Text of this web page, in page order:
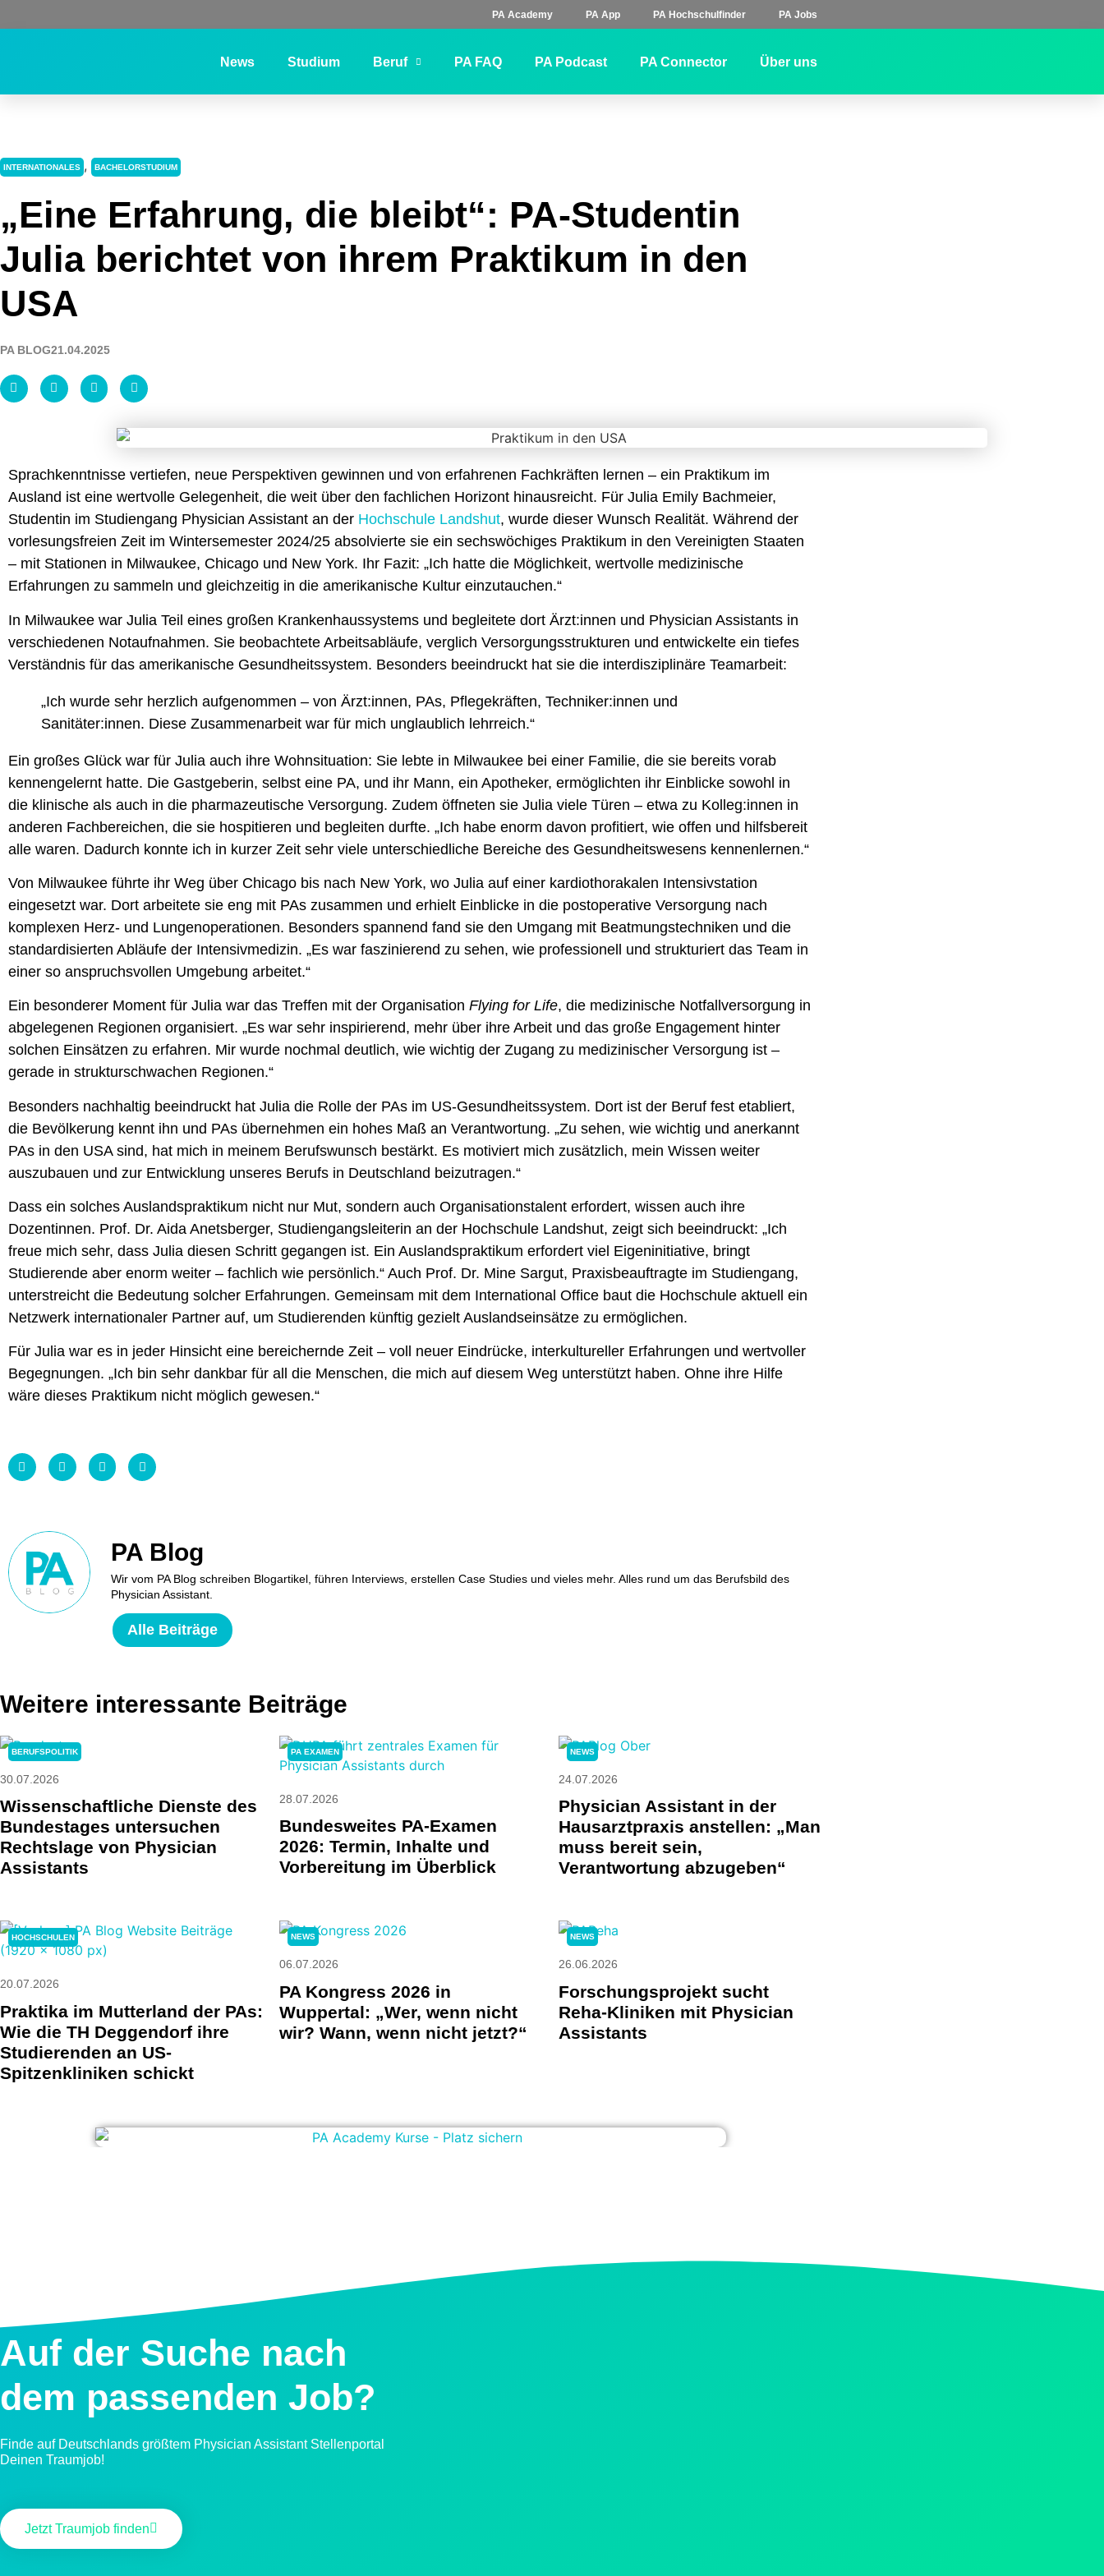
PA Academy PA App PA Hochschulfinder PA Jobs
News Studium Beruf PA FAQ PA Podcast PA Connector Über uns
INTERNATIONALES , BACHELORSTUDIUM
„Eine Erfahrung, die bleibt“: PA-Studentin
Julia berichtet von ihrem Praktikum in den
USA
PA BLOG21.04.2025
Sprachkenntnisse vertiefen, neue Perspektiven gewinnen und von erfahrenen Fachkräften lernen – ein Praktikum im
Ausland ist eine wertvolle Gelegenheit, die weit über den fachlichen Horizont hinausreicht. Für Julia Emily Bachmeier,
Studentin im Studiengang Physician Assistant an der Hochschule Landshut, wurde dieser Wunsch Realität. Während der
vorlesungsfreien Zeit im Wintersemester 2024/25 absolvierte sie ein sechswöchiges Praktikum in den Vereinigten Staaten
– mit Stationen in Milwaukee, Chicago und New York. Ihr Fazit: „Ich hatte die Möglichkeit, wertvolle medizinische
Erfahrungen zu sammeln und gleichzeitig in die amerikanische Kultur einzutauchen.“
In Milwaukee war Julia Teil eines großen Krankenhaussystems und begleitete dort Ärzt:innen und Physician Assistants in
verschiedenen Notaufnahmen. Sie beobachtete Arbeitsabläufe, verglich Versorgungsstrukturen und entwickelte ein tiefes
Verständnis für das amerikanische Gesundheitssystem. Besonders beeindruckt hat sie die interdisziplinäre Teamarbeit:
„Ich wurde sehr herzlich aufgenommen – von Ärzt:innen, PAs, Pflegekräften, Techniker:innen und
Sanitäter:innen. Diese Zusammenarbeit war für mich unglaublich lehrreich.“
Ein großes Glück war für Julia auch ihre Wohnsituation: Sie lebte in Milwaukee bei einer Familie, die sie bereits vorab
kennengelernt hatte. Die Gastgeberin, selbst eine PA, und ihr Mann, ein Apotheker, ermöglichten ihr Einblicke sowohl in
die klinische als auch in die pharmazeutische Versorgung. Zudem öffneten sie Julia viele Türen – etwa zu Kolleg:innen in
anderen Fachbereichen, die sie hospitieren und begleiten durfte. „Ich habe enorm davon profitiert, wie offen und hilfsbereit
alle waren. Dadurch konnte ich in kurzer Zeit sehr viele unterschiedliche Bereiche des Gesundheitswesens kennenlernen.“
Von Milwaukee führte ihr Weg über Chicago bis nach New York, wo Julia auf einer kardiothorakalen Intensivstation
eingesetzt war. Dort arbeitete sie eng mit PAs zusammen und erhielt Einblicke in die postoperative Versorgung nach
komplexen Herz- und Lungenoperationen. Besonders spannend fand sie den Umgang mit Beatmungstechniken und die
standardisierten Abläufe der Intensivmedizin. „Es war faszinierend zu sehen, wie professionell und strukturiert das Team in
einer so anspruchsvollen Umgebung arbeitet.“
Ein besonderer Moment für Julia war das Treffen mit der Organisation Flying for Life, die medizinische Notfallversorgung in
abgelegenen Regionen organisiert. „Es war sehr inspirierend, mehr über ihre Arbeit und das große Engagement hinter
solchen Einsätzen zu erfahren. Mir wurde nochmal deutlich, wie wichtig der Zugang zu medizinischer Versorgung ist –
gerade in strukturschwachen Regionen.“
Besonders nachhaltig beeindruckt hat Julia die Rolle der PAs im US-Gesundheitssystem. Dort ist der Beruf fest etabliert,
die Bevölkerung kennt ihn und PAs übernehmen ein hohes Maß an Verantwortung. „Zu sehen, wie wichtig und anerkannt
PAs in den USA sind, hat mich in meinem Berufswunsch bestärkt. Es motiviert mich zusätzlich, mein Wissen weiter
auszubauen und zur Entwicklung unseres Berufs in Deutschland beizutragen.“
Dass ein solches Auslandspraktikum nicht nur Mut, sondern auch Organisationstalent erfordert, wissen auch ihre
Dozentinnen. Prof. Dr. Aida Anetsberger, Studiengangsleiterin an der Hochschule Landshut, zeigt sich beeindruckt: „Ich
freue mich sehr, dass Julia diesen Schritt gegangen ist. Ein Auslandspraktikum erfordert viel Eigeninitiative, bringt
Studierende aber enorm weiter – fachlich wie persönlich.“ Auch Prof. Dr. Mine Sargut, Praxisbeauftragte im Studiengang,
unterstreicht die Bedeutung solcher Erfahrungen. Gemeinsam mit dem International Office baut die Hochschule aktuell ein
Netzwerk internationaler Partner auf, um Studierenden künftig gezielt Auslandseinsätze zu ermöglichen.
Für Julia war es in jeder Hinsicht eine bereichernde Zeit – voll neuer Eindrücke, interkultureller Erfahrungen und wertvoller
Begegnungen. „Ich bin sehr dankbar für all die Menschen, die mich auf diesem Weg unterstützt haben. Ohne ihre Hilfe
wäre dieses Praktikum nicht möglich gewesen.“
PA Blog
Wir vom PA Blog schreiben Blogartikel, führen Interviews, erstellen Case Studies und vieles mehr. Alles rund um das Berufsbild des
Physician Assistant.
Alle Beiträge
Weitere interessante Beiträge
BERUFSPOLITIK
30.07.2026
Wissenschaftliche Dienste des
Bundestages untersuchen
Rechtslage von Physician
Assistants
PA EXAMEN
28.07.2026
Bundesweites PA-Examen
2026: Termin, Inhalte und
Vorbereitung im Überblick
NEWS
24.07.2026
Physician Assistant in der
Hausarztpraxis anstellen: „Man
muss bereit sein,
Verantwortung abzugeben“
HOCHSCHULEN
20.07.2026
Praktika im Mutterland der PAs:
Wie die TH Deggendorf ihre
Studierenden an US-
Spitzenkliniken schickt
NEWS
06.07.2026
PA Kongress 2026 in
Wuppertal: „Wer, wenn nicht
wir? Wann, wenn nicht jetzt?“
NEWS
26.06.2026
Forschungsprojekt sucht
Reha-Kliniken mit Physician
Assistants
Auf der Suche nach
dem passenden Job?
Finde auf Deutschlands größtem Physician Assistant Stellenportal
Deinen Traumjob!
Jetzt Traumjob finden